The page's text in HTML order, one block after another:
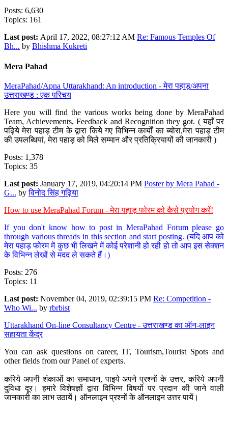
Posts: 6,630
Topics: 161
Last post: April 17, 2022, 08:27:12 AM Re: Famous Temples Of
Bh... by Bhishma Kukreti
Mera Pahad
MeraPahad/Apna Uttarakhand: An introduction - मेरा पहाड़/अपना
उत्तराखण्ड : एक परिचय
Here you will find the various works being done by MeraPahad
Team, Achievements, Feedback and Recognition they got. ( यहाँ पर
पढ़िये मेरा पहाड़ टीम के द्वारा किये गए विभिन्न कार्यों का ब्योरा,मेरा पहाड़ टीम
की उपलब्धियां, मेरा पहाड़ को मिले सम्मान और प्रतिक्रियायों की जानकारी )
Posts: 1,378
Topics: 35
Last post: January 17, 2019, 04:20:14 PM Poster by Mera Pahad -
G... byविनोद सिंह गढ़िया
How to use MeraPahad Forum - मेरा पहाड़ फोरम को कैसे प्रयोग करें!
If you don't know how to post in MeraPahad Forum please go
through various threads in this section and start posting. (यदि आप को
मेरा पहाड़ फोरम में कुछ भी लिखने में कोई परेशानी हो रही हो तो आप इस सेक्शन
के विभिन्न लेखों से मदद ले सकते हैं।)
Posts: 276
Topics: 11
Last post: November 04, 2019, 02:39:15 PM Re: Competition -
Who Wi... by rbrbist
Uttarakhand On-line Consultancy Centre - उत्तराखण्ड का ऑन-लाइन
सहायता केंद्र
You can ask questions on career, IT, Tourism,Tourist Spots and
other fields from our Panel of experts.
करिये अपनी शंकाओं का समाधान, पाइये अपने प्रश्नों के उत्तर, करिये अपनी
दुविधा दूर। हमारे विशेषज्ञों द्वारा विभिन्न विषयों पर प्रदान की जाने वाली
जानकारी का लाभ उठायें। ऑनलाइन प्रश्नों के ऑनलाइन उत्तर पायें।